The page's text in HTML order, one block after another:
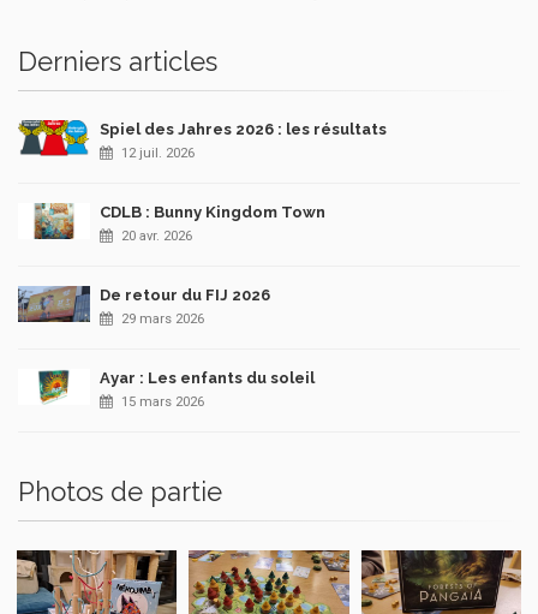
Derniers articles
Spiel des Jahres 2026 : les résultats
12 juil. 2026
CDLB : Bunny Kingdom Town
20 avr. 2026
De retour du FIJ 2026
29 mars 2026
Ayar : Les enfants du soleil
15 mars 2026
Photos de partie